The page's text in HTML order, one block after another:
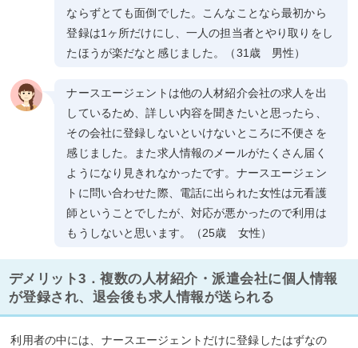
ならずとても面倒でした。こんなことなら最初から
登録は1ヶ所だけにし、一人の担当者とやり取りをし
たほうが楽だなと感じました。（31歳 男性）
ナースエージェントは他の人材紹介会社の求人を出
しているため、詳しい内容を聞きたいと思ったら、
その会社に登録しないといけないところに不便さを
感じました。また求人情報のメールがたくさん届く
ようになり見きれなかったです。ナースエージェン
トに問い合わせた際、電話に出られた女性は元看護
師ということでしたが、対応が悪かったので利用は
もうしないと思います。（25歳 女性）
デメリット3．複数の人材紹介・派遣会社に個人情報
が登録され、退会後も求人情報が送られる
利用者の中には、ナースエージェントだけに登録したはずなの